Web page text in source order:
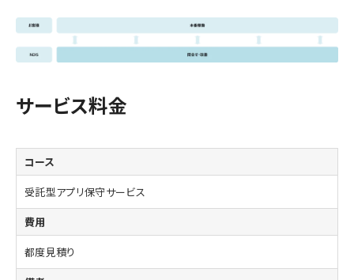
サービス料金
受託型アプリ保守サービス
都度見積り